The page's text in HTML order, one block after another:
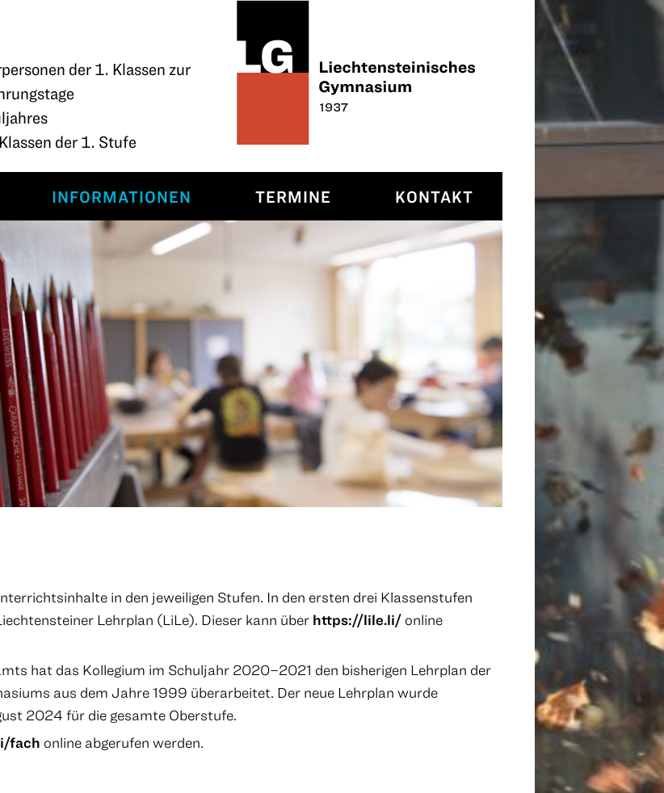
der 1. Klassen zur
der 1. Stufe
INFORMATIONEN TERMINE KONTAKT
in den jeweiligen Stufen. In den ersten drei Klassenstufen
Lehrplan (LiLe). Dieser kann über https://lile.li/ online
hat das Kollegium im Schuljahr 2020–2021 den bisherigen Lehrplan der
aus dem Jahre 1999 überarbeitet. Der neue Lehrplan wurde
2024 für die gesamte Oberstufe.
fach online abgerufen werden.